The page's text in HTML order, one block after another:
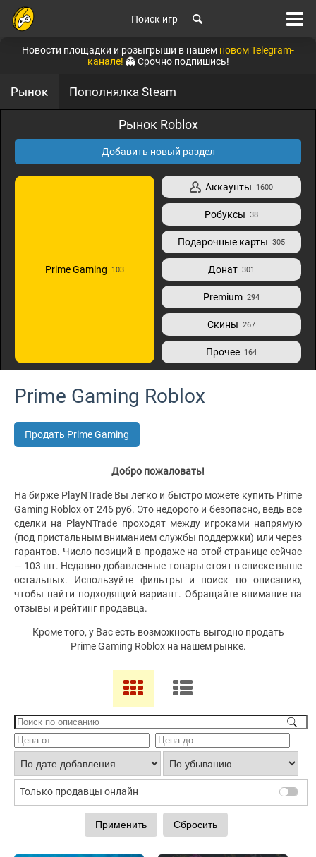
Поиск игр
Новости площадки и розыгрыши в нашем новом Telegram-
канале! 👻 Срочно подпишись!
Рынок Пополнялка Steam
Рынок Roblox
Добавить новый раздел
Prime Gaming 103
Аккаунты 1600
Робуксы 38
Подарочные карты 305
Донат 301
Premium 294
Скины 267
Прочее 164
Prime Gaming Roblox
Продать Prime Gaming
Добро пожаловать!
На бирже PlayNTrade Вы легко и быстро можете купить Prime
Gaming Roblox от 246 руб. Это недорого и безопасно, ведь все
сделки на PlayNTrade проходят между игроками напрямую
(под пристальным вниманием службы поддержки) или через
гарантов. Число позиций в продаже на этой странице сейчас
— 103 шт. Недавно добавленные товары стоят в списке выше
остальных. Используйте фильтры и поиск по описанию,
чтобы найти подходящий вариант. Обращайте внимание на
отзывы и рейтинг продавца.
Кроме того, у Вас есть возможность выгодно продать
Prime Gaming Roblox на нашем рынке.
Только продавцы онлайн